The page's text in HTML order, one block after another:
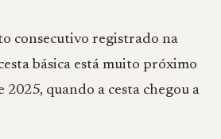
consecutivo registrado na
básica está muito próximo
quando a cesta chegou a